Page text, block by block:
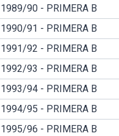
1989/90 - PRIMERA B
1990/91 - PRIMERA B
1991/92 - PRIMERA B
1992/93 - PRIMERA B
1993/94 - PRIMERA B
1994/95 - PRIMERA B
1995/96 - PRIMERA B